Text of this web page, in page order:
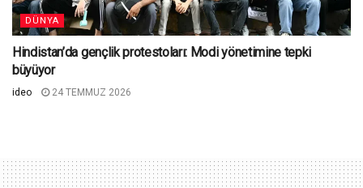
DÜNYA
Hindistan’da gençlik protestoları: Modi yönetimine tepki
büyüyor
ideo 24 TEMMUZ 2026